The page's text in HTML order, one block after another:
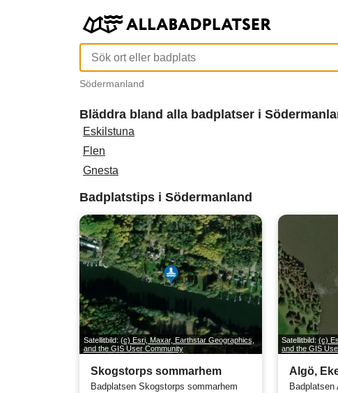
Södermanland
Bläddra bland alla badplatser i
Eskilstuna
Flen
Gnesta
Badplatstips i Södermanland
Satellitbild: (c) Esri, Maxar, Earthstar Geographics,
and the GIS User Community
Skogstorps sommarhem
Badplatsen Skogstorps sommarhem
Satellitbild:(c)
and the GIS
Algö,